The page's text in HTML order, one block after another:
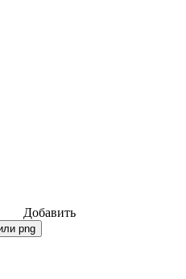
Добавить